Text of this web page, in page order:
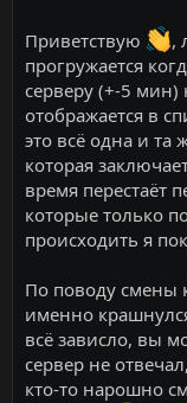
души, это не
А также, может
даже в какой-то
мы должны были
жест от вас в
Приветствую
,
прогружается
серверу (+-5
отображается в
это всё одна и та
которая
время перестаёт
которые только
происходить я
По поводу смены
именно
всё зависло, вы
сервер не
кто-то нарошно